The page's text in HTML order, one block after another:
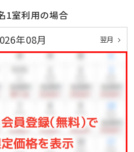
むし温泉は、全身美容のために
外国人には和風サウナとしても
30分間隔運行
サービスやデトックスウォータ
ンジ。不定期開催無料 20時～
1室利用の場合
年08月 翌月